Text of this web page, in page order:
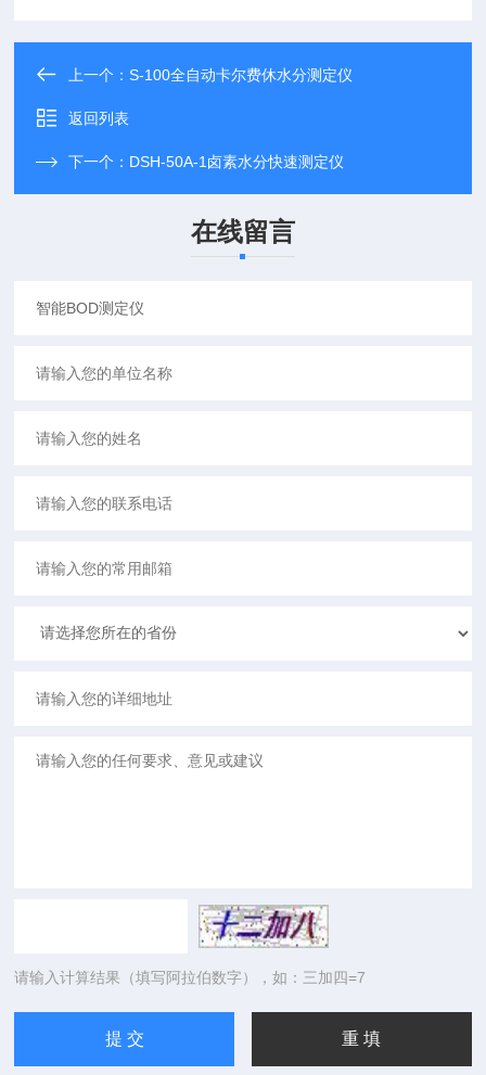
上一个：S-100全自动卡尔费休水分测定仪
返回列表
下一个： DSH-50A-1卤素水分快速测定仪
在线留言
请输入计算结果（填写阿拉伯数字），如：三加四=7